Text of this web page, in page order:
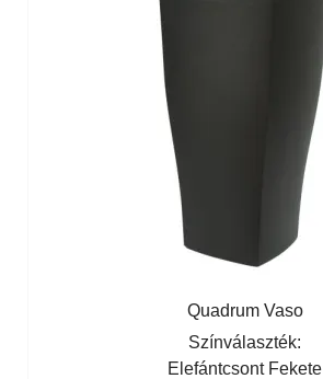
Quadrum Vaso
Színválaszték:
Elefántcsont Fekete